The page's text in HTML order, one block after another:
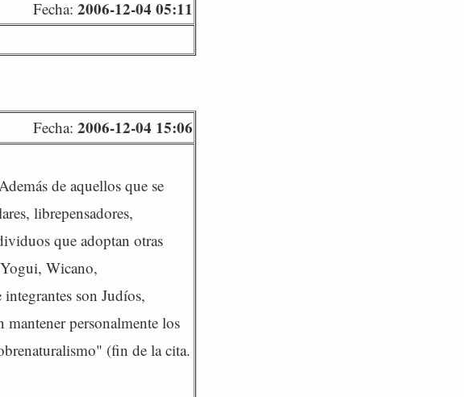
Fecha: 2006-12-04 05:11
Fecha: 2006-12-04 15:06
de aquellos que se
librepensadores,
que adoptan otras
Wicano,
son Judíos,
personalmente los
(fin de la cita.